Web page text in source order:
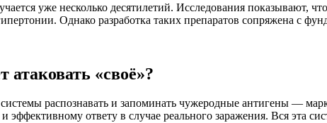
уже несколько десятилетий. Исследования показывают,
Однако разработка таких препаратов сопряжена с
«своё»?
распознавать и запоминать чужеродные антигены —
ответу в случае реального заражения. Вся эта